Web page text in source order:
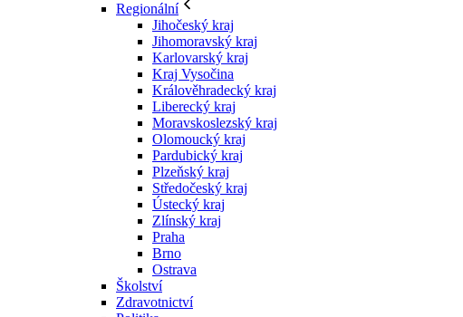
Regionální
Jihočeský kraj
Jihomoravský kraj
Karlovarský kraj
Kraj Vysočina
Králověhradecký kraj
Liberecký kraj
Moravskoslezský kraj
Olomoucký kraj
Pardubický kraj
Plzeňský kraj
Středočeský kraj
Ústecký kraj
Zlínský kraj
Praha
Brno
Ostrava
Školství
Zdravotnictví